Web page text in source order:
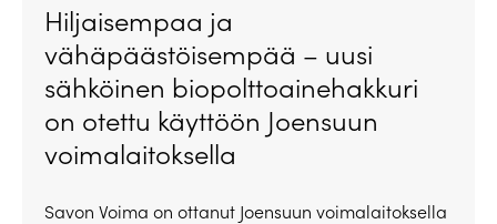
Hiljaisempaa ja
vähäpäästöisempää – uusi
sähköinen biopolttoainehakkuri
on otettu käyttöön Joensuun
voimalaitoksella
Savon Voima on ottanut Joensuun voimalaitoksella